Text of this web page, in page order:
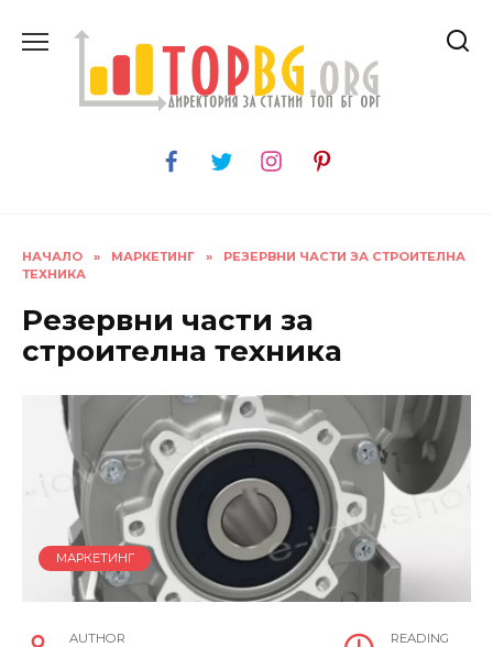
НАЧАЛО » МАРКЕТИНГ »
РЕЗЕРВНИ ЧАСТИ ЗА СТРОИТЕЛНА
ТЕХНИКА
Резервни части за
строителна техника
МАРКЕТИНГ
AUTHOR READING